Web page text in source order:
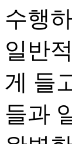
수행
일반
게 들
들과